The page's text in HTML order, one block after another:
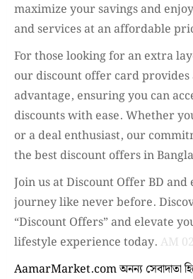
maximize your savings and
and services at an affordable
For those looking for an extra
our discount offer card provides
advantage, ensuring you can
discounts with ease. Whether
or a deal enthusiast, our
the best discount offers in
Join us at Discount Offer BD
journey like never before.
“Discount Offers” and elevate
lifestyle experience today. AM
AamarMarket.com অনন্য সেবাদাতা